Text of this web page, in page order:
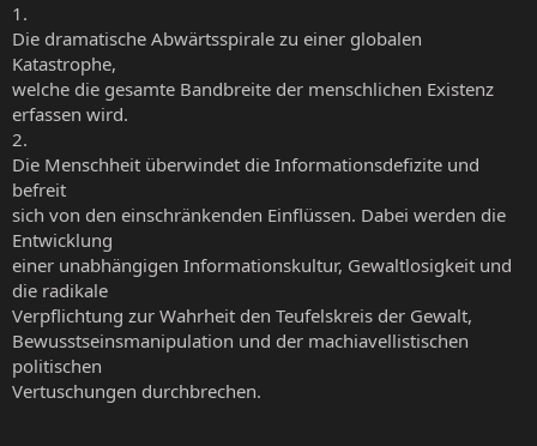
1.
Die dramatische Abwärtsspirale zu einer globalen
Katastrophe,
welche die gesamte Bandbreite der menschlichen Existenz
erfassen wird.
2.
Die Menschheit überwindet die Informationsdefizite und
befreit
sich von den einschränkenden Einflüssen. Dabei werden die
Entwicklung
einer unabhängigen Informationskultur, Gewaltlosigkeit und
die radikale
Verpflichtung zur Wahrheit den Teufelskreis der Gewalt,
Bewusstseinsmanipulation und der machiavellistischen
politischen
Vertuschungen durchbrechen.